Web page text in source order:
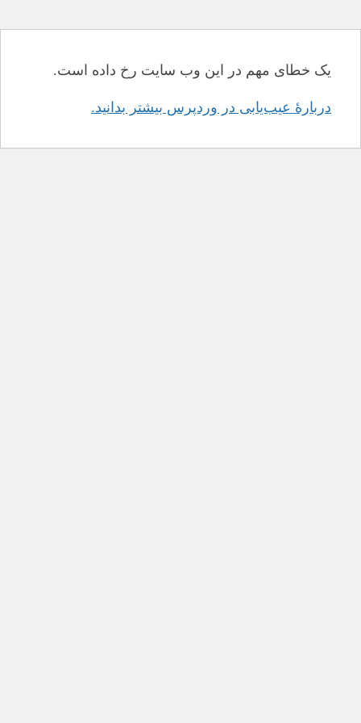
یک خطای مهم در این وب سایت رخ داده است.
دربارهٔ عیب‌یابی در وردپرس بیشتر بدانید.